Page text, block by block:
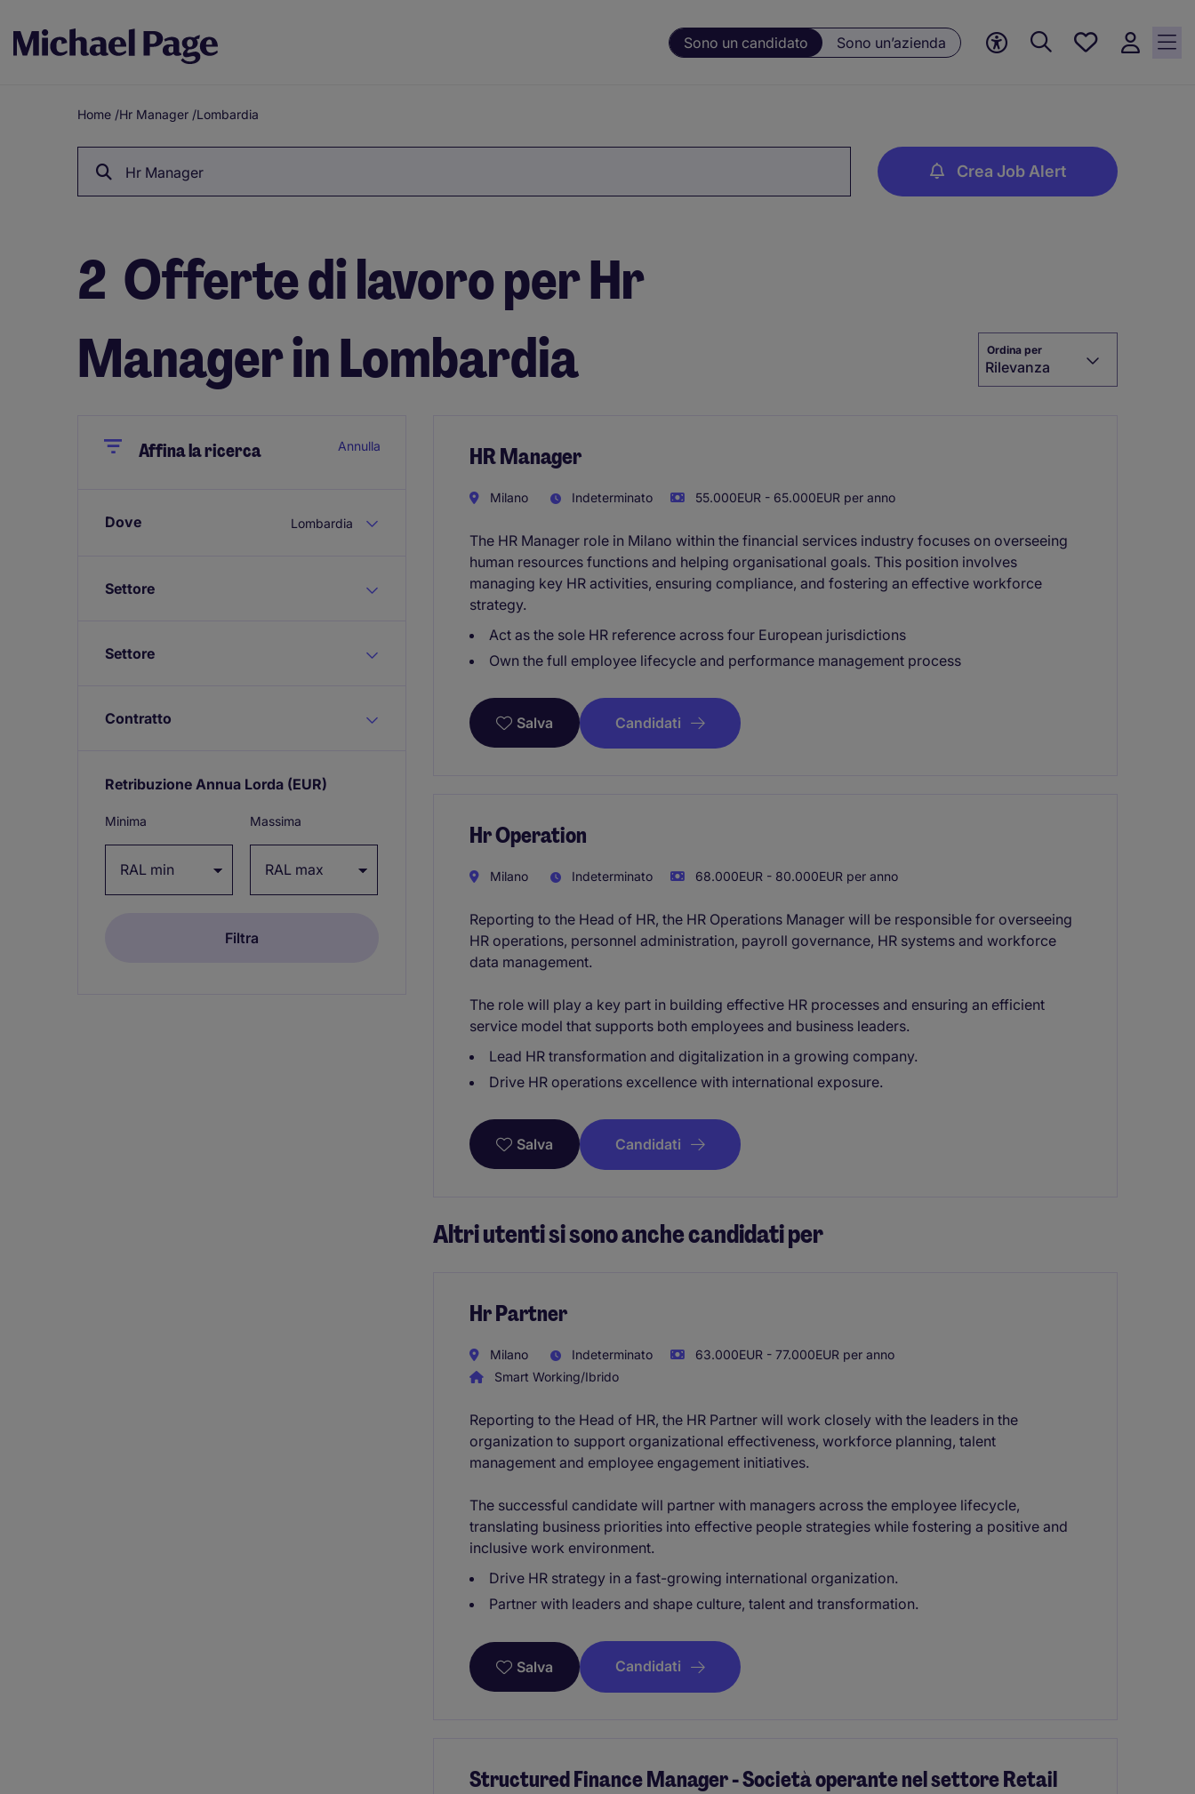
Sono un candidato Sono un’azienda
Preferiti, 0
Breadcrumb
Home /Hr Manager /Lombardia
Hr Manager Crea Job Alert
2 Offerte di lavoro per Hr
Manager in Lombardia
Ordina per
Rilevanza
CloseAffina la ricerca Annulla
Dove Lombardia
Settore
Settore
Contratto
Retribuzione Annua Lorda (EUR)
Minima Massima
HR Manager
Milano Indeterminato 55.000EUR - 65.000EUR per anno
The HR Manager role in Milano within the financial services industry focuses on overseeing
human resources functions and helping organisational goals. This position involves
managing key HR activities, ensuring compliance, and fostering an effective workforce
strategy.
Act as the sole HR reference across four European jurisdictions
Own the full employee lifecycle and performance management process
Salva Candidati
Hr Operation
Milano Indeterminato 68.000EUR - 80.000EUR per anno
Reporting to the Head of HR, the HR Operations Manager will be responsible for overseeing
HR operations, personnel administration, payroll governance, HR systems and workforce
data management.
The role will play a key part in building effective HR processes and ensuring an efficient
service model that supports both employees and business leaders.
Lead HR transformation and digitalization in a growing company.
Drive HR operations excellence with international exposure.
Salva Candidati
Altri utenti si sono anche candidati per
Hr Partner
Milano Indeterminato
63.000EUR - 77.000EUR per anno
Smart Working/Ibrido
Reporting to the Head of HR, the HR Partner will work closely with the leaders in the
organization to support organizational effectiveness, workforce planning, talent
management and employee engagement initiatives.
The successful candidate will partner with managers across the employee lifecycle,
translating business priorities into effective people strategies while fostering a positive and
inclusive work environment.
Drive HR strategy in a fast-growing international organization.
Partner with leaders and shape culture, talent and transformation.
Salva Candidati
Structured Finance Manager - Società operante nel settore Retail